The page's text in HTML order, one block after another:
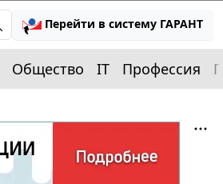
Перейти в систему ГАРАНТ
Общество IT Профессия